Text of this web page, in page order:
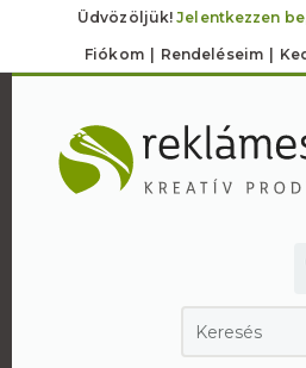
Üdvözöljük!Jelentkezzen
Fiókom Rendeléseim